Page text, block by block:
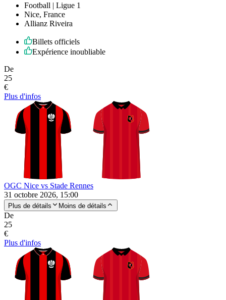
Football | Ligue 1
Nice, France
Allianz Riveira
Billets officiels
Expérience inoubliable
De
25
€
Plus d'infos
OGC Nice vs Stade Rennes
31 octobre 2026, 15:00
Plus de détails Moins de détails
De
25
€
Plus d'infos